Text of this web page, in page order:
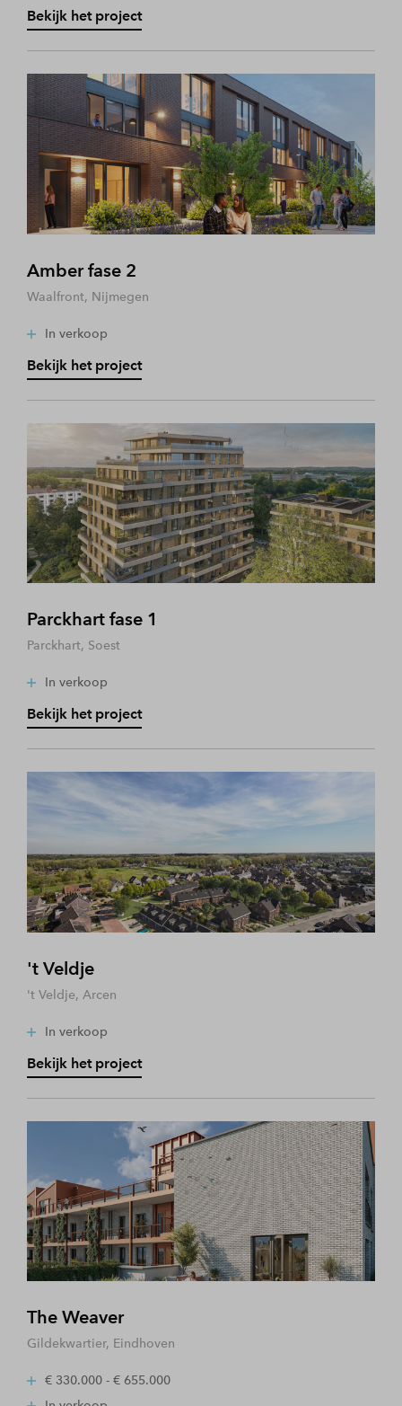
Bekijk het project
Amber fase 2
Waalfront, Nijmegen
In verkoop
Bekijk het project
Parckhart fase 1
Parckhart, Soest
In verkoop
Bekijk het project
't Veldje
't Veldje, Arcen
In verkoop
Bekijk het project
The Weaver
Gildekwartier, Eindhoven
€ 330.000 - € 655.000